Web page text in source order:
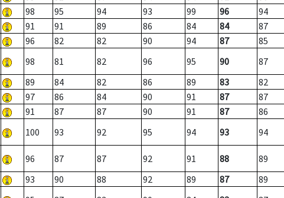
98 95 94 93 99 96
94
91 91 89 86 84 84
87
96 82 82 90 94 87
85
98 81 82 96 95 90
87
89 84 82 86 89 83
82
97 86 84 90 91 87
87
91 87 87 90 91 87
86
100 93 92 95 94 93 94
96 87 87 92 91 88
89
93 90 88 92 89 87
89